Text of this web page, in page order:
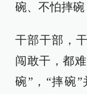
碗、不怕摔碗
干部干部，
闯敢干，都
碗”，“摔碗